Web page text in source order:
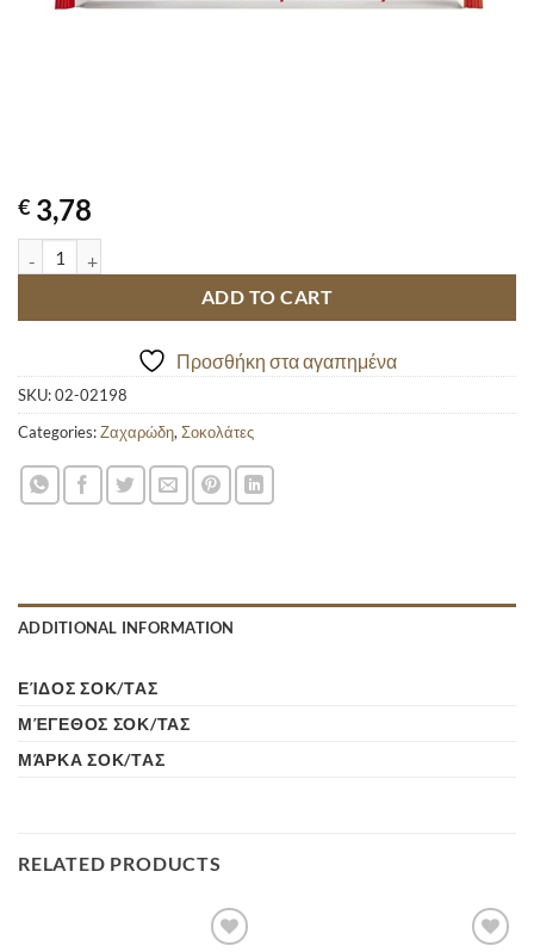
€ 3,78
LACTA ΓΑΛΑΚΤΟΣ 85GR quantity
ADD TO CART
Προσθήκη στα αγαπημένα
SKU:02-02198
Categories:Ζαχαρώδη, Σοκολάτες
ADDITIONAL INFORMATION
ΕΊΔΟΣ ΣΟΚ/ΤΑΣ
ΜΈΓΕΘΟΣ ΣΟΚ/ΤΑΣ
ΜΆΡΚΑ ΣΟΚ/ΤΑΣ
RELATED PRODUCTS